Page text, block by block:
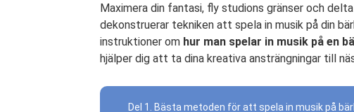
Maximera din fantasi, fly studions gränser och
dekonstruerar tekniken att spela in musik på din
instruktioner om hur man spelar in musik på en
hjälper dig att ta dina kreativa ansträngningar till
Del 1. Bästa metoden för att spela in musik på